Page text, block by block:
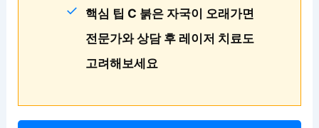
핵심 팁 C 붉은 자국이 오래가면
전문가와 상담 후 레이저 치료도
고려해보세요